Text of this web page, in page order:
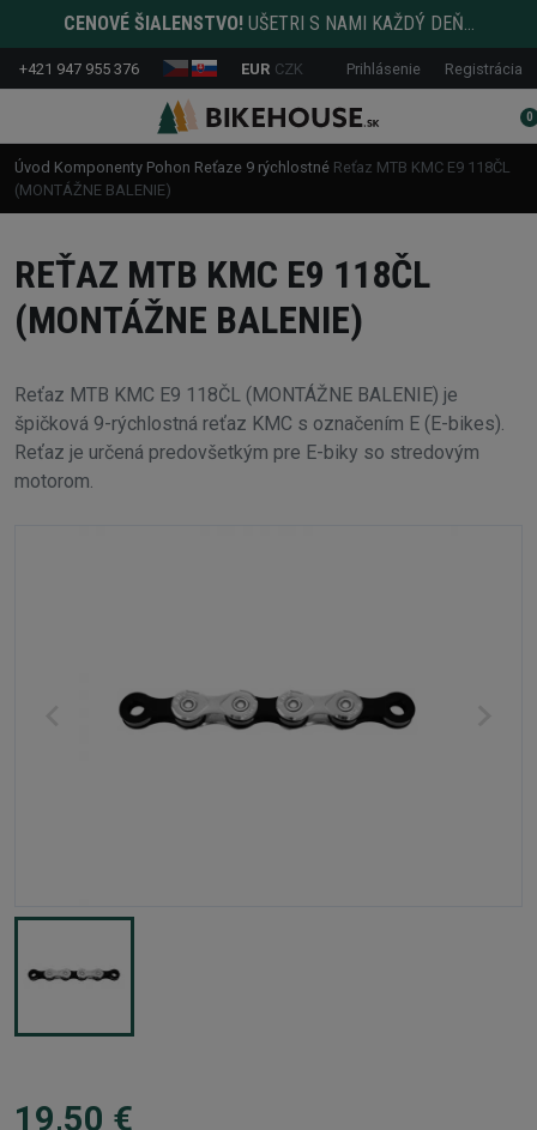
CENOVÉ ŠIALENSTVO! UŠETRI S NAMI KAŽDÝ DEŇ...
+421 947 955 376 EUR CZK Prihlásenie Registrácia
0
Úvod Komponenty Pohon Reťaze 9 rýchlostné Reťaz MTB KMC E9 118ČL
(MONTÁŽNE BALENIE)
REŤAZ MTB KMC E9 118ČL
(MONTÁŽNE BALENIE)
Reťaz MTB KMC E9 118ČL (MONTÁŽNE BALENIE) je
špičková 9-rýchlostná reťaz KMC s označením E (E-bikes).
Reťaz je určená predovšetkým pre E-biky so stredovým
motorom.
19,50 €